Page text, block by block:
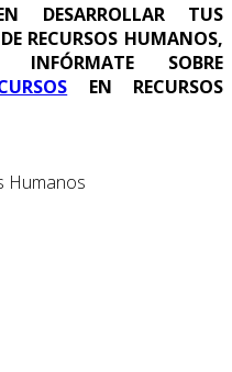
DESARROLLAR TUS
RECURSOS HUMANOS,
SOBRE
EN RECURSOS
Humanos